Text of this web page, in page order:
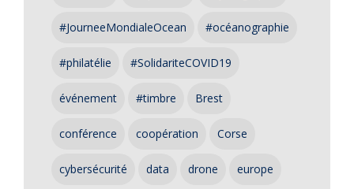
#JourneeMondialeOcean #océanographie
#philatélie #SolidariteCOVID19
événement #timbre Brest
conférence coopération Corse
cybersécurité data drone europe